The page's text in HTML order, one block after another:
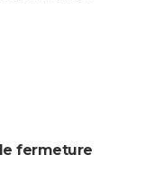
fermeture